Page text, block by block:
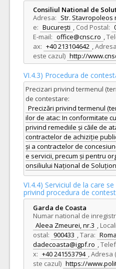
Consiliul National de
Adresa: Str. Stavropoleos
e: București , Cod Postal:
E-mail: office@cnsc.ro ,
ax: +40 213104642 ,
este cazul) http://
VI.4.3) Procedura de
Precizari privind termenul
de contestare:
Precizări privind termenul
ilor de atac: In conformitate
privind remediile și căile de
contractelor de achiziție
și a contractelor de
e servicii, precum și pentru
onsiliului Național de
VI.4.4) Serviciul de la care
privind procedura de
Garda de Coasta
Numar national de
Aleea Zmeurei, nr.3 ,
ostal: 900433 ,Tara:
dadecoasta@igpf.ro ,
x: +40 241553794 ,Adresa
ste cazul) https://